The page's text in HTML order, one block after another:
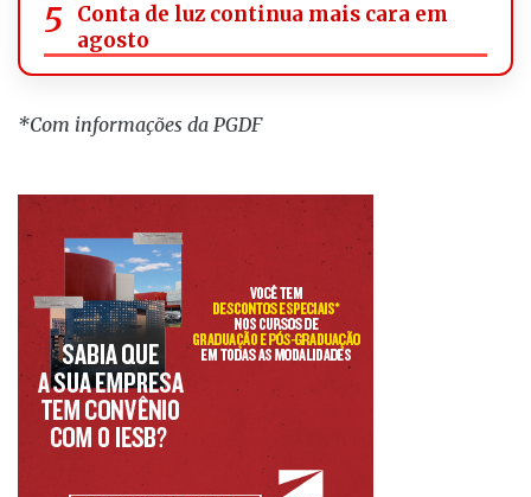
Conta de luz continua mais cara em
agosto
*Com informações da PGDF